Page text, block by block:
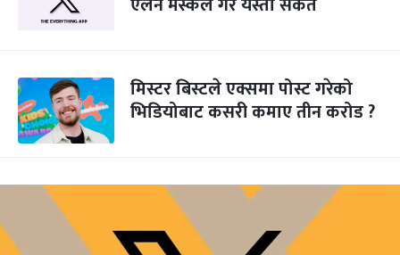
मिस्टर बिस्टले एक्समा पोस्ट गरेको
भिडियोबाट कसरी कमाए तीन करोड ?